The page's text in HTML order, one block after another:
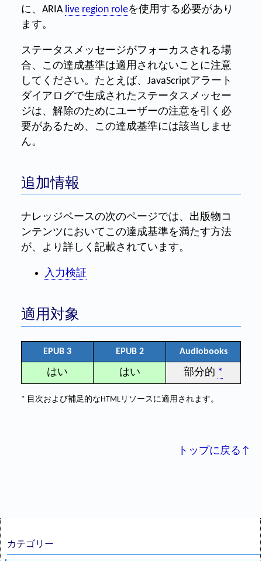
に、ARIA live region roleを使用する必要があり
ます。
ステータスメッセージがフォーカスされる場
合、この達成基準は適用されないことに注意
してください。たとえば、JavaScriptアラート
ダイアログで生成されたステータスメッセー
ジは、解除のためにユーザーの注意を引く必
要があるため、この達成基準には該当しませ
ん。
追加情報
ナレッジベースの次のページでは、出版物コ
ンテンツにおいてこの達成基準を満たす方法
が、より詳しく記載されています。
入力検証
適用対象
EPUB 3 EPUB 2 Audiobooks
はい はい 部分的 *
* 目次および補足的なHTMLリソースに適用されます。
トップに戻る↑
カテゴリー